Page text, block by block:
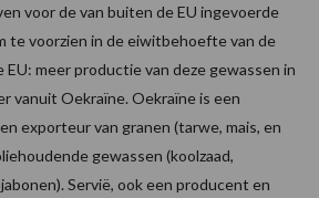
voor de van buiten de EU ingevoerde
te voorzien in de eiwitbehoefte van de
meer productie van deze gewassen in
vanuit Oekraïne. Oekraïne is een
exporteur van granen (tarwe, mais, en
gewassen (koolzaad,
Servië, ook een producent en